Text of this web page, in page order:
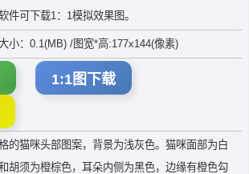
件可下载1：1模拟效果图。
小：0.1(MB) /图宽*高:177x144(像素)
1:1图下载
的猫咪头部图案，背景为浅灰色。猫咪面部为白
胡须为橙棕色，耳朵内侧为黑色，边缘有橙色勾